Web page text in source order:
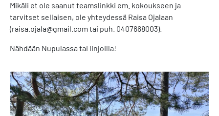
Mikäli et ole saanut teamslinkki em. kokoukseen ja
tarvitset sellaisen, ole yhteydessä Raisa Ojalaan
(raisa.ojala@gmail.com tai puh. 0407668003).
Nähdään Nupulassa tai linjoilla!